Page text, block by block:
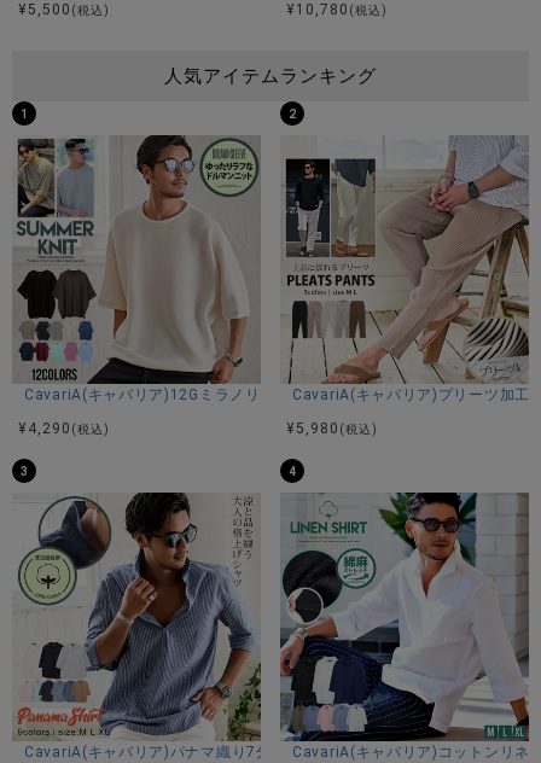
¥ 5,500 (税込)
¥ 10,780 (税込)
人気アイテムランキング
1
CavariA(キャバリア)12Gミラノリブクルーネックドルマンハーフスリー
¥ 4,290 (税込)
2
CavariA(キャバリア)プリーツ加工
¥ 5,980 (税込)
3
CavariA(キャバリア)パナマ織り7分袖カプリシャツ/全9色
4
CavariA(キャバリア)コットンリネ